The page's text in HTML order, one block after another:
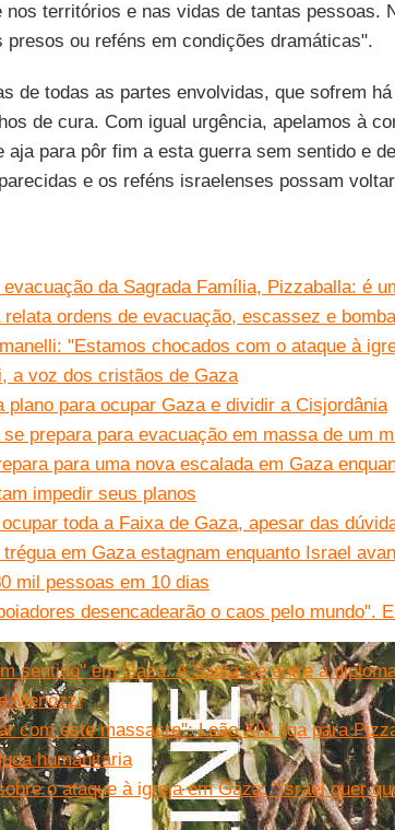
territórios e nas vidas de tantas pessoas.
ou reféns em condições dramáticas".
de todas as partes envolvidas, que sofrem
de cura. Com igual urgência, apelamos à
aja para pôr fim a esta guerra sem sentido e
e os reféns israelenses possam
da Sagrada Família, Pizzaballa: é
ordens de evacuação, escassez e
"Estamos chocados com o ataque à
a voz dos cristãos de Gaza
plano para ocupar Gaza e dividir a Cisjordânia
prepara para evacuação em massa de um
para uma nova escalada em Gaza
impedir seus planos
toda a Faixa de Gaza, apesar das
em Gaza estagnam enquanto Israel
mil pessoas em 10 dias
desencadearão o caos pelo mundo".
sentido" em Gaza. A Santa Sé entre a
Menozzi
com este massacre": Leão XIV liga para
humanitária
o ataque à igreja em Gaza: "Israel quer